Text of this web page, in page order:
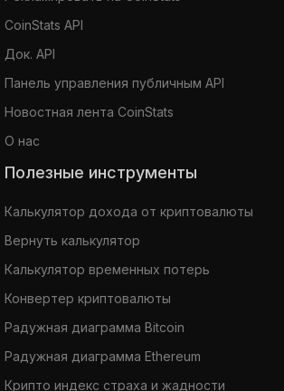
CoinStats API
Док. API
Панель управления публичным API
Новостная лента CoinStats
О нас
Полезные инструменты
Калькулятор дохода от криптовалюты
Вернуть калькулятор
Калькулятор временных потерь
Конвертер криптовалюты
Радужная диаграмма Bitcoin
Радужная диаграмма Ethereum
Крипто индекс страха и жадности